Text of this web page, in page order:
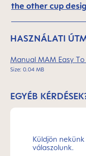
the other cup
HASZNÁLATI
Manual MAM Easy
Size: 0.04 MB
EGYÉB
Küldjön
válaszolunk.